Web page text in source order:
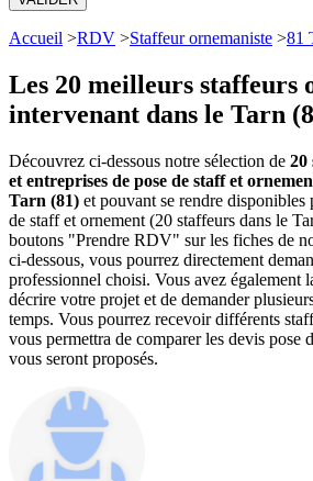
Accueil >RDV >Staffeur ornemaniste >81
Les 20 meilleurs staffeurs
intervenant dans le Tarn
Découvrez ci-dessous notre sélection de 20
et entreprises de pose de staff et
Tarn (81) et pouvant se rendre
de staff et ornement (20 staffeurs dans le
boutons "Prendre RDV" sur les fiches de
ci-dessous, vous pourrez directement
professionnel choisi. Vous avez également
décrire votre projet et de demander
temps. Vous pourrez recevoir différents
vous permettra de comparer les devis pose
vous seront proposés.